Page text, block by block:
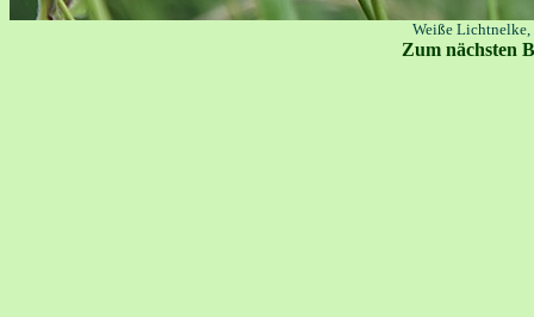
Weiße Lichtnelke,
Zum nächsten